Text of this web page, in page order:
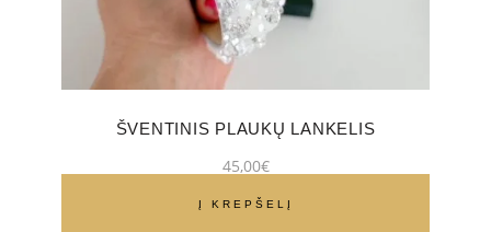
ŠVENTINIS PLAUKŲ LANKELIS
45,00€
Į KREPŠELĮ